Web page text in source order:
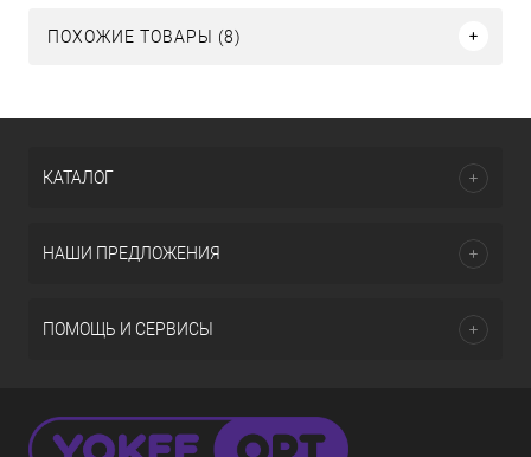
ПОХОЖИЕ ТОВАРЫ (8)
КАТАЛОГ
НАШИ ПРЕДЛОЖЕНИЯ
ПОМОЩЬ И СЕРВИСЫ